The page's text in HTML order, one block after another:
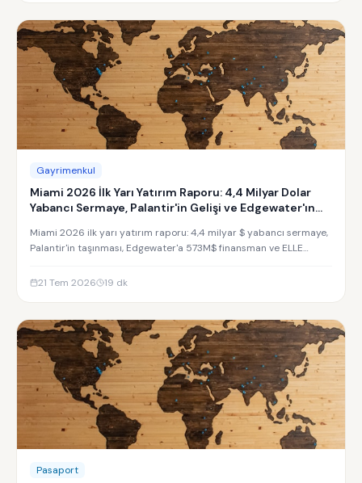
Gayrimenkul
Miami 2026 İlk Yarı Yatırım Raporu: 4,4 Milyar Dolar
Yabancı Sermaye, Palantir'in Gelişi ve Edgewater'ın
Miami 2026 ilk yarı yatırım raporu: 4,4 milyar $ yabancı sermaye,
Palantir'in taşınması, Edgewater'a 573M$ finansman ve ELLE
21 Tem 2026
19 dk
Pasaport